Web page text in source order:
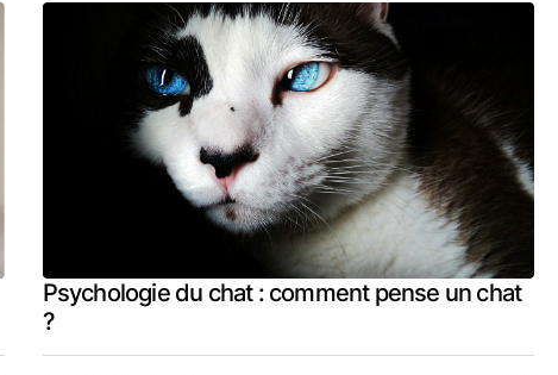
Psychologie du chat : comment pense un chat
?